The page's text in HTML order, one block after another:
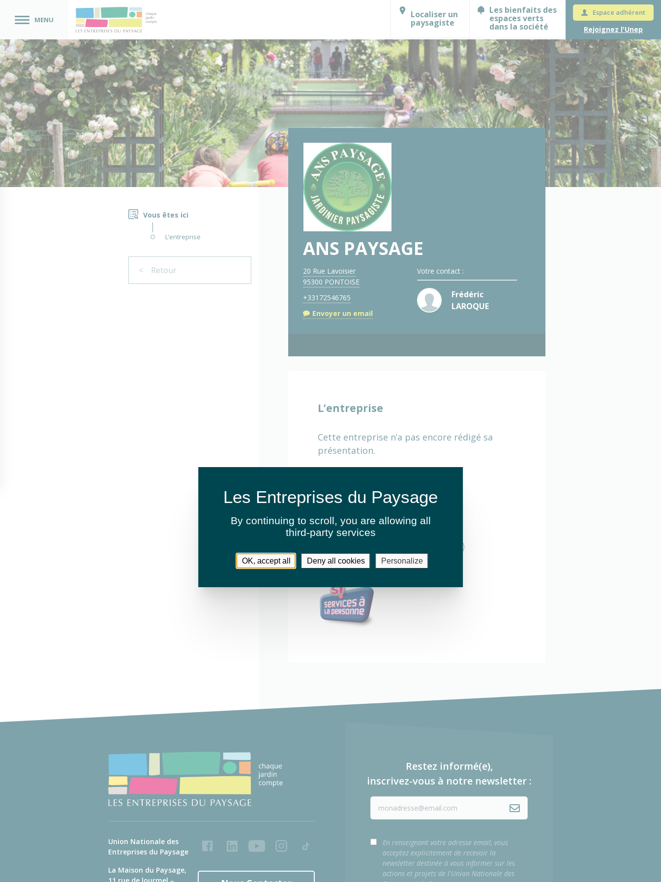
MENU Localiser un
paysagiste
Les bienfaits des
espaces verts
dans la société
Espace adhérent
Rejoignez l'Unep
Vous êtes ici
L’entreprise
< Retour
ANS PAYSAGE
20 Rue Lavoisier
95300 PONTOISE
+33172546765
Envoyer un email
Votre contact :
Frédéric
LAROQUE
L’entreprise
Cette entreprise n’a pas encore rédigé sa
présentation.
Activités
Entretien de jardins ou espaces verts
Union Nationale des
Entreprises du Paysage
La Maison du Paysage,
FacebookLinkedInYoutubeInstagram
Tiktok
Restez informé(e),
inscrivez-vous à notre newsletter :
En renseignant votre adresse email, vous
acceptez explicitement de recevoir la
newsletter destinée à vous informer sur les
actions et projets de l'Union Nationale des
By continuing to scroll, you are allowing all
third-party services
OK, accept all Deny all cookies Personalize